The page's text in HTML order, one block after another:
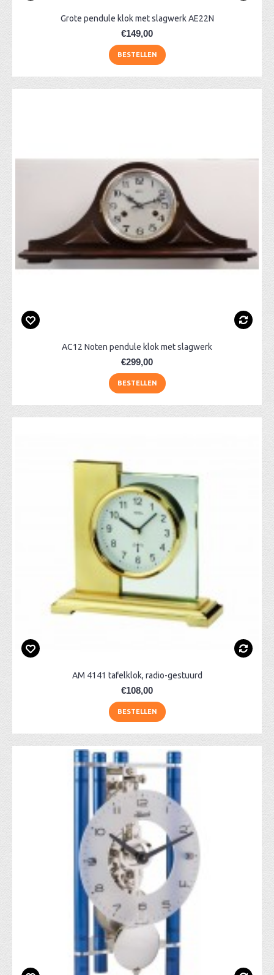
Grote pendule klok met slagwerk AE22N
€149,00
BESTELLEN
AC12 Noten pendule klok met slagwerk
€299,00
BESTELLEN
AM 4141 tafelklok, radio-gestuurd
€108,00
BESTELLEN